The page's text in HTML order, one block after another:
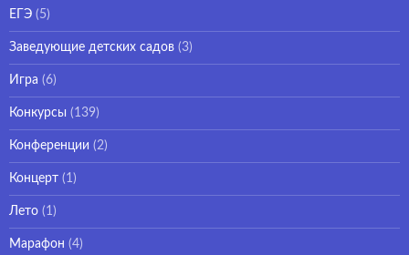
ЕГЭ (5)
Заведующие детских садов (3)
Игра (6)
Конкурсы (139)
Конференции (2)
Концерт (1)
Лето (1)
Марафон (4)